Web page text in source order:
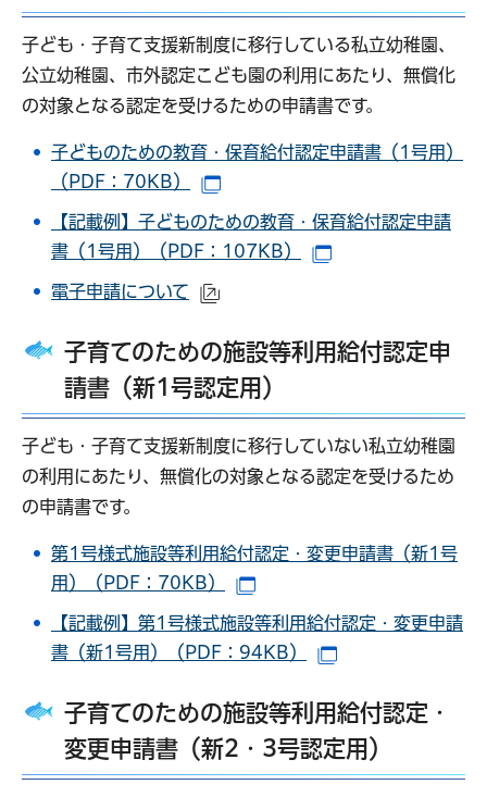
子ども・子育て支援新制度に移行している私立幼稚園、
公立幼稚園、市外認定こども園の利用にあたり、無償化
の対象となる認定を受けるための申請書です。
子どものための教育・保育給付認定申請書（1号用）
（PDF：70KB）
【記載例】子どものための教育・保育給付認定申請
書（1号用）（PDF：107KB）
電子申請について
子育てのための施設等利用給付認定申
請書（新1号認定用）
子ども・子育て支援新制度に移行していない私立幼稚園
の利用にあたり、無償化の対象となる認定を受けるため
の申請書です。
第1号様式施設等利用給付認定・変更申請書（新1号
用）（PDF：70KB）
【記載例】第1号様式施設等利用給付認定・変更申請
書（新1号用）（PDF：94KB）
子育てのための施設等利用給付認定・
変更申請書（新2・3号認定用）